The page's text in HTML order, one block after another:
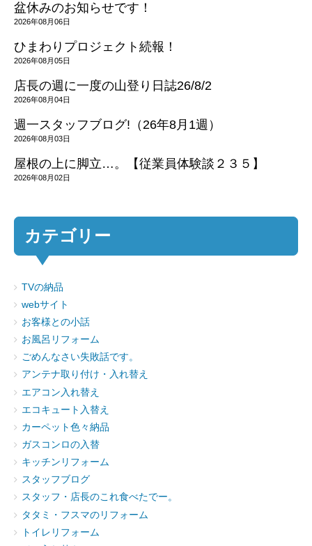
盆休みのお知らせです！
2026年08月06日
ひまわりプロジェクト続報！
2026年08月05日
店長の週に一度の山登り日誌26/8/2
2026年08月04日
週一スタッフブログ!（26年8月1週）
2026年08月03日
屋根の上に脚立…。【従業員体験談２３５】
2026年08月02日
カテゴリー
TVの納品
webサイト
お客様との小話
お風呂リフォーム
ごめんなさい失敗話です。
アンテナ取り付け・入れ替え
エアコン入れ替え
エコキュート入替え
カーペット色々納品
ガスコンロの入替
キッチンリフォーム
スタッフブログ
スタッフ・店長のこれ食べたでー。
タタミ・フスマのリフォーム
トイレリフォーム